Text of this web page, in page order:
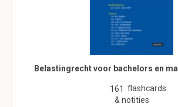
Belastingrecht voor bachelors en
161 flashcards
& notities